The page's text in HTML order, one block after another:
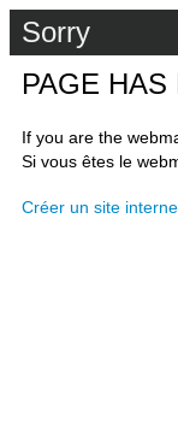
Sorry
PAGE
If you are the
Si vous êtes le
Créer un site